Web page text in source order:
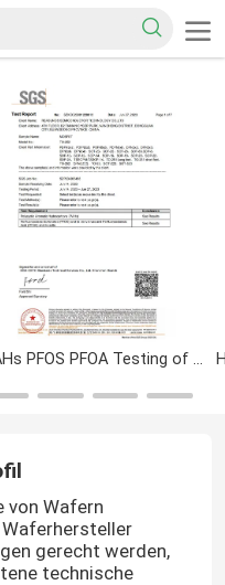
PAHs PFOS PFOA Testing of Package-1
von Wafern
gerecht werden,
technische